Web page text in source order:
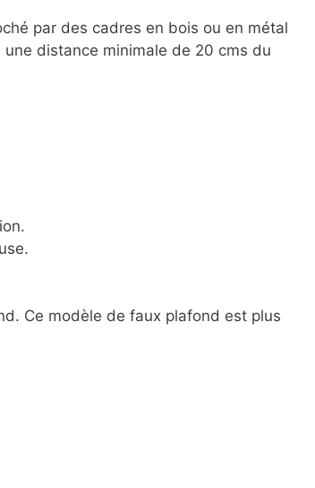
par des cadres en bois ou en métal
distance minimale de 20 cms du
Ce modèle de faux plafond est plus